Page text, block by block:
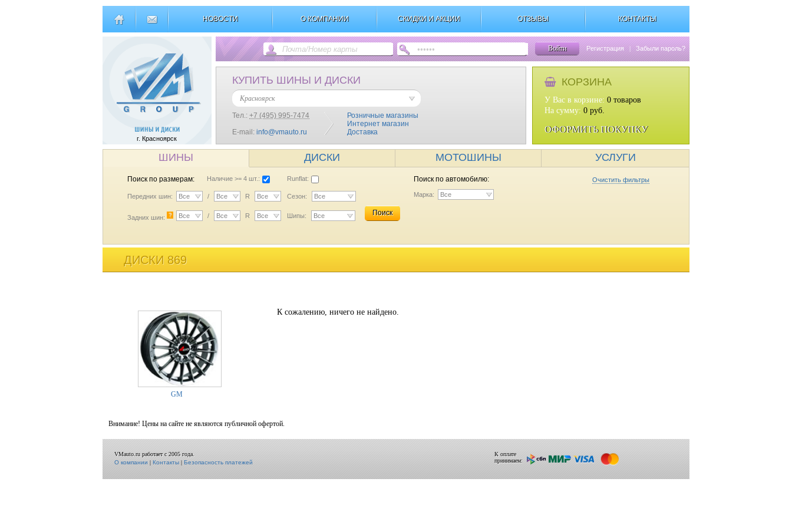
НОВОСТИ О КОМПАНИИ СКИДКИ И АКЦИИ ОТЗЫВЫ КОНТАКТЫ
г. Красноярск
Войти Регистрация | Забыли пароль?
КУПИТЬ ШИНЫ И ДИСКИ
Красноярск
Тел.: +7 (495) 995-7474
E-mail: info@vmauto.ru
Розничные магазины
Интернет магазин
Доставка
КОРЗИНА
У Вас в корзине: 0 товаров
На сумму: 0 руб.
ОФОРМИТЬ ПОКУПКУ
ШИНЫ ДИСКИ МОТОШИНЫ УСЛУГИ
Поиск по размерам: Наличие >= 4 шт.: Runflat:
Передних шин: Все / Все R Все Сезон: Все
Задних шин: ? Все / Все R Все Шипы: Все Поиск
Поиск по автомобилю: Очистить фильтры
Марка: Все
ДИСКИ 869
GM
К сожалению, ничего не найдено.
Внимание! Цены на сайте не являются публичной офертой.
VMauto.ru работает с 2005 года.
О компании|Контакты|Безопасность платежей
К оплате
принимаем: